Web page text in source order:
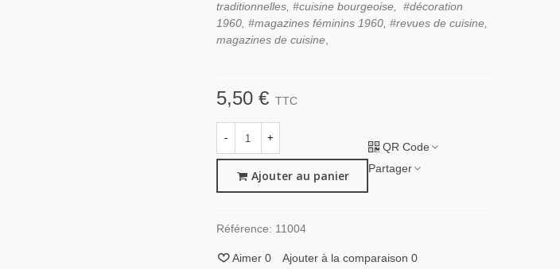
traditionnelles, #cuisine bourgeoise, #décoration
1960, #magazines féminins 1960, #revues de cuisine,
magazines de cuisine,
5,50 € TTC
- +
Ajouter au panier
QR Code
Partager
Référence: 11004
Aimer 0 Ajouter à la comparaison 0